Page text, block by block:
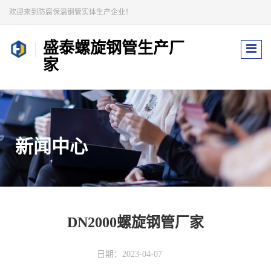
欢迎来到防腐保温钢管实体生产企业！
盛泰螺旋钢管生产厂
家
新闻中心
DN2000螺旋钢管厂家
日期：2023-04-07